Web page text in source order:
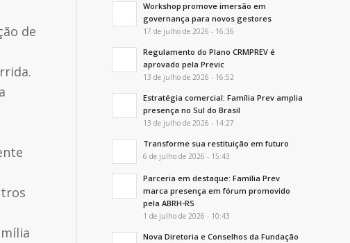
de
Workshop promove imersão em
governança para novos gestores
17 de julho de 2026 - 16:36
Regulamento do Plano CRMPREV é
aprovado pela Previc
13 de julho de 2026 - 16:52
Estratégia comercial: Família Prev amplia
presença no Sul do Brasil
13 de julho de 2026 - 14:27
Transforme sua restituição em futuro
6 de julho de 2026 - 15:43
Parceria em destaque: Família Prev
marca presença em fórum promovido
pela ABRH-RS
1 de julho de 2026 - 10:43
Nova Diretoria e Conselhos da Fundação